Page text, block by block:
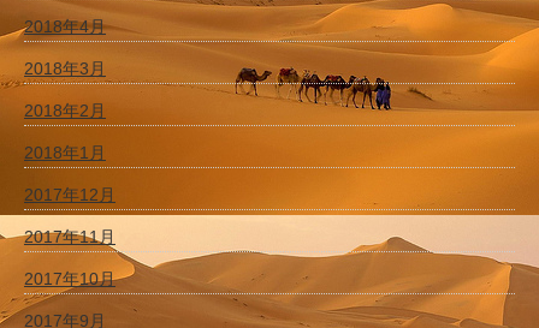
2018年4月
2018年3月
2018年2月
2018年1月
2017年12月
2017年11月
2017年10月
2017年9月